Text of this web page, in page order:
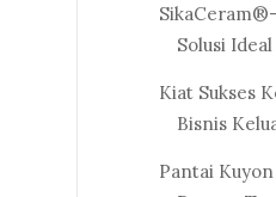
Solusi
Kiat Sukses
Bisnis
Pantai